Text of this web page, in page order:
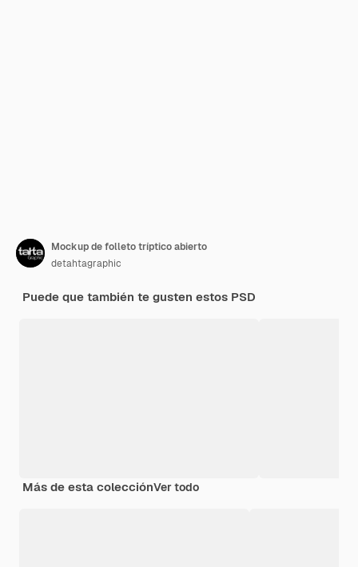
Mockup de folleto tríptico abierto
detahtagraphic
Puede que también te gusten estos PSD
Más de esta colecciónVer todo